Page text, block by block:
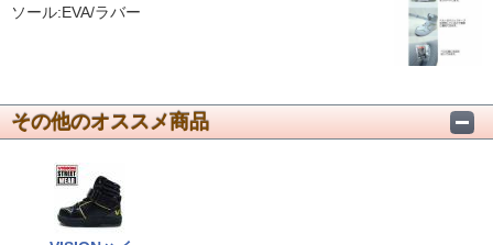
ソール:EVA/ラバー
その他のオススメ商品